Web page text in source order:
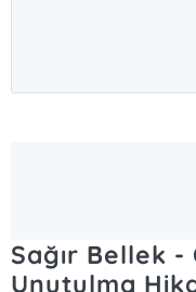
Sağır Bellek
Unutulma